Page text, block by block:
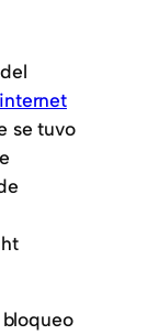
se tuvo